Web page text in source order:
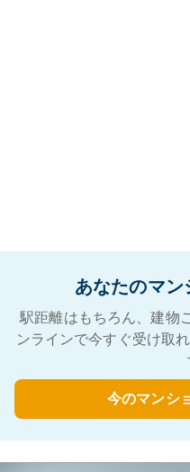
あなたのマン
駅距離はもちろん、建物
ンラインで今すぐ受け取
今のマンシ